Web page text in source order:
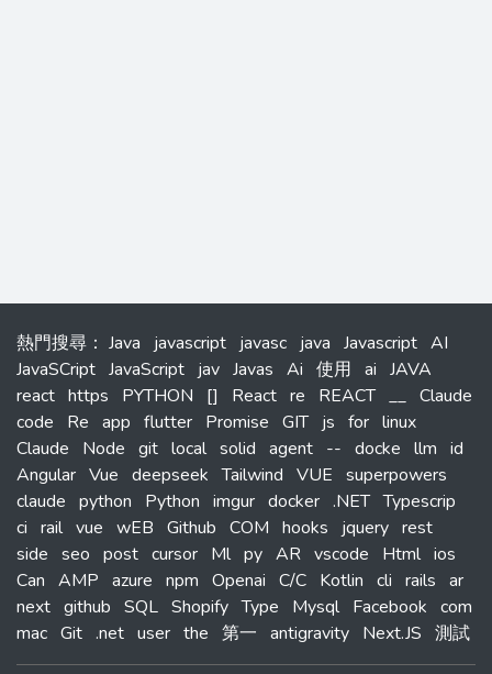
熱門搜尋 ： Java javascript javasc java Javascript AI
JavaSCript JavaScript jav Javas Ai 使用 ai JAVA
react https PYTHON [] React re REACT __ Claude
code
Re app flutter Promise GIT js for linux
Claude
Node git local solid agent -- docke llm id
Angular Vue deepseek Tailwind VUE superpowers
claude python Python imgur docker .NET Typescrip
ci rail vue wEB Github COM hooks jquery rest
side seo post cursor Ml py AR vscode Html ios
Can AMP azure npm Openai C/C Kotlin cli rails ar
next github SQL Shopify Type Mysql Facebook com
mac Git .net user the 第一 antigravity Next.JS 測試